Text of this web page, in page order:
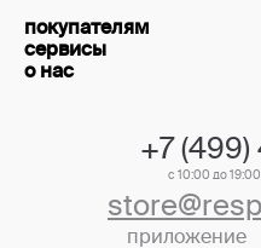
покупателям
сервисы
о нас
+7
с 10:00 до
приложение